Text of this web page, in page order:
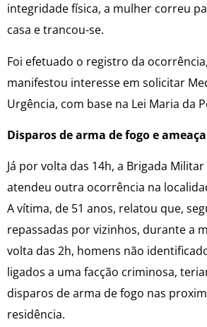
integridade física, a mulher correu
casa e trancou-se.
Foi efetuado o registro da
manifestou interesse em solicitar
Urgência, com base na Lei Maria da
Disparos de arma de fogo e
Já por volta das 14h, a Brigada
atendeu outra ocorrência na
A vítima, de 51 anos, relatou que,
repassadas por vizinhos, durante a
volta das 2h, homens não
ligados a uma facção criminosa,
disparos de arma de fogo nas
residência.